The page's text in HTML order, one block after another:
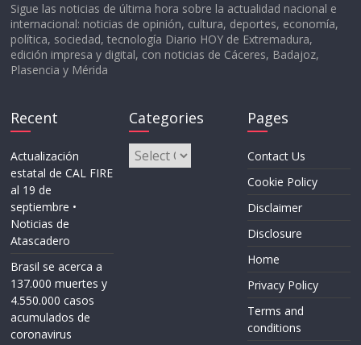
Sigue las noticias de última hora sobre la actualidad nacional e
internacional: noticias de opinión, cultura, deportes, economía,
política, sociedad, tecnología Diario HOY de Extremadura,
edición impresa y digital, con noticias de Cáceres, Badajoz,
Plasencia y Mérida
Recent
Actualización
estatal de CAL FIRE
al 19 de
septiembre •
Noticias de
Atascadero
Brasil se acerca a
137.000 muertes y
4.550.000 casos
acumulados de
coronavirus
Categories
Categories
Pages
Contact Us
Cookie Policy
Disclaimer
Disclosure
Home
Privacy Policy
Terms and
conditions